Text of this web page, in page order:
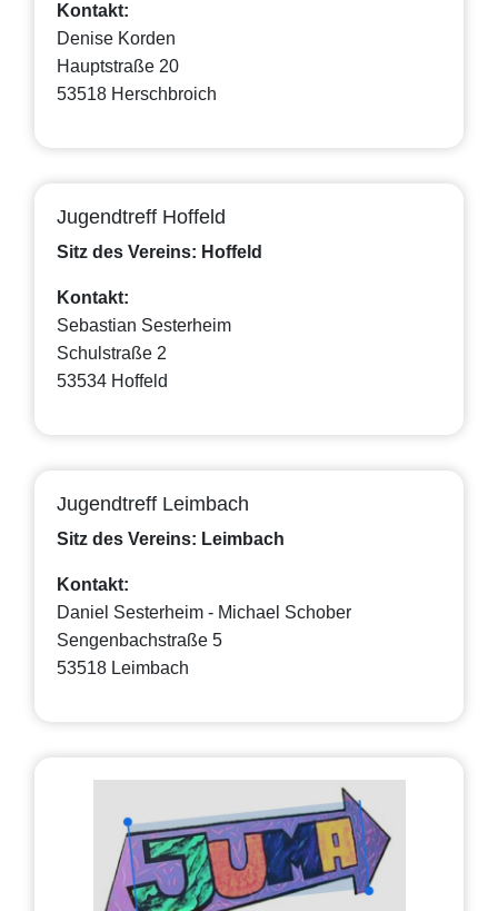
Kontakt:
Denise Korden
Hauptstraße 20
53518 Herschbroich
Jugendtreff Hoffeld
Sitz des Vereins: Hoffeld
Kontakt:
Sebastian Sesterheim
Schulstraße 2
53534 Hoffeld
Jugendtreff Leimbach
Sitz des Vereins: Leimbach
Kontakt:
Daniel Sesterheim - Michael Schober
Sengenbachstraße 5
53518 Leimbach